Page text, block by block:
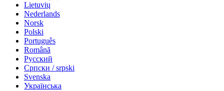
Lietuvių
Nederlands
Norsk
Polski
Português
Română
Русский
Српски / srpski
Svenska
Українська